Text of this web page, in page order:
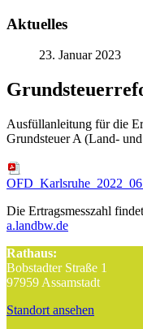
Aktuelles
23. Januar 2023
Ausfüllanleitung für die
Grundsteuer A (Land-
Die Ertragsmesszahl
a.landbw.de
Rathaus:
Bobstadter Straße 1
97959 Assamstadt
Standort ansehen